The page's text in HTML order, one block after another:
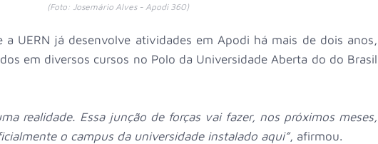
(Foto: Josemário Alves - Apodi 360)
a UERN já desenvolve atividades em Apodi há mais de dois anos,
em diversos cursos no Polo da Universidade Aberta do do Brasil
realidade. Essa junção de forças vai fazer, nos próximos meses,
o campus da universidade instalado aqui”, afirmou.